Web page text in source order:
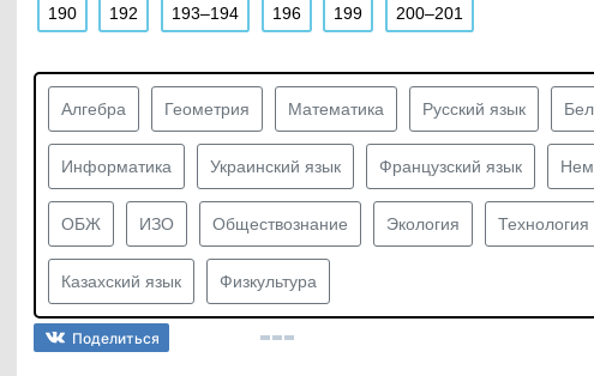
190 192 193–194 196 199 200–201
Алгебра Геометрия Математика Русский язык
Информатика Украинский язык Французский язык
ОБЖ ИЗО Обществознание Экология Технология
Казахский язык Физкультура
Поделиться